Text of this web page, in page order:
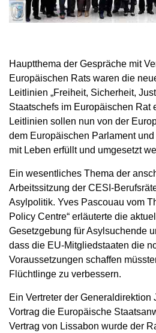
Hauptthema der Gespräche mit
Europäischen Rats waren die
Leitlinien „Freiheit, Sicherheit,
Staatschefs im Europäischen Rat
Leitlinien sollen nun von der
dem Europäischen Parlament
mit Leben erfüllt und umgesetzt
Ein wesentliches Thema der
Arbeitssitzung der CESI-
Asylpolitik. Yves Pascouau vom
Policy Centre“ erläuterte die
Gesetzgebung für Asylsuchende
dass die EU-Mitgliedstaaten die
Voraussetzungen schaffen
Flüchtlinge zu verbessern.
Ein Vertreter der Generaldirektion
Vortrag die Europäische
Vertrag von Lissabon wurde der